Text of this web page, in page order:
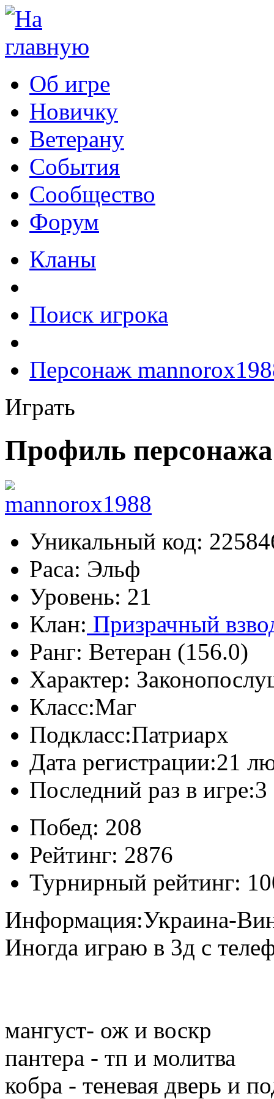
Об игре
Новичку
Ветерану
События
Сообщество
Форум
Кланы
Поиск игрока
Персонаж
Играть
Профиль
Уникальный код:
Раса: Эльф
Уровень: 21
Клан: Призрачный
Ранг: Ветеран (156.0)
Характер:
Класс:Маг
Подкласс:Патриарх
Дата регистрации:21
Последний раз в игре:3
Побед: 208
Рейтинг: 2876
Турнирный рейтинг:
Информация:Украина-
Иногда играю в 3д с
мангуст- ож и воскр
пантера - тп и молитва
кобра - теневая дверь и